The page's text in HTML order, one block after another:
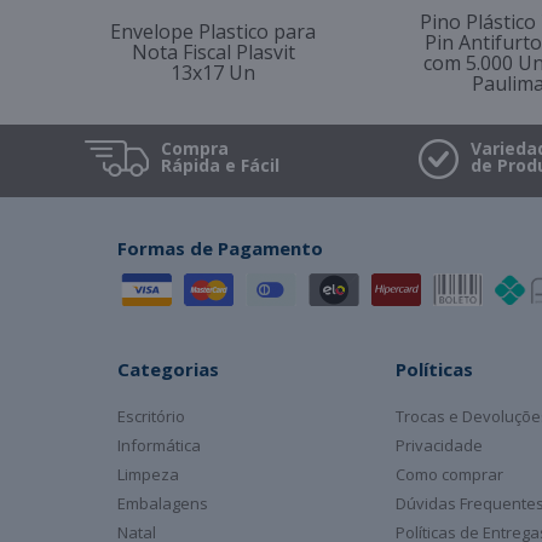
Envelope Plastico para
Nota Fiscal Plasvit
13x17 Un
Pino Plástico
Pin
com 5.000
Compra
Rápida e Fácil de
Formas de Pagamento
Categorias
Escritório
Informática
Limpeza
Embalagens
Natal
Políticas
Trocas e
Privacidade
Como comprar
Dúvidas Frequentes
Políticas de